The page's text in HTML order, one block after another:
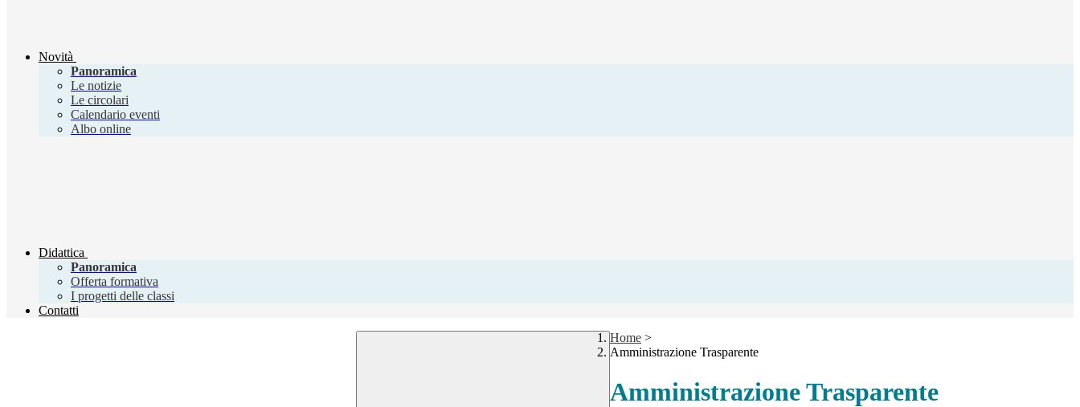
Novità
Panoramica
Le notizie
Le circolari
Calendario eventi
Albo online
Didattica
Panoramica
Offerta formativa
I progetti delle classi
Contatti
Home >
Amministrazione Trasparente
Amministrazione Trasparente